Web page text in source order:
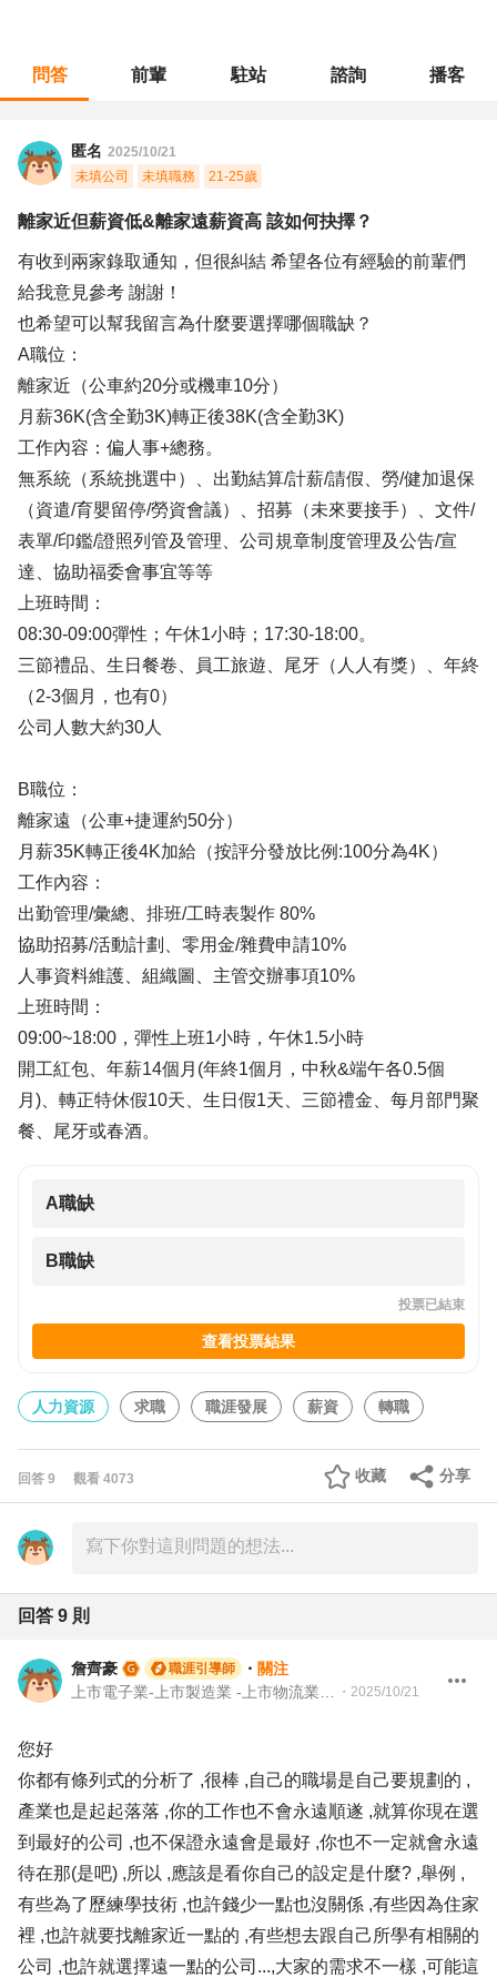
問答 前輩 駐站 諮詢 播客
匿名 2025/10/21
未填公司
未填職務 21-25歲
離家近但薪資低&離家遠薪資高 該如何抉擇？
有收到兩家錄取通知，但很糾結 希望各位有經驗的前輩們
給我意見參考 謝謝！
也希望可以幫我留言為什麼要選擇哪個職缺？
A職位：
離家近（公車約20分或機車10分）
月薪36K(含全勤3K)轉正後38K(含全勤3K)
工作內容：偏人事+總務。
無系統（系統挑選中）、出勤結算/計薪/請假、勞/健加退保
（資遣/育嬰留停/勞資會議）、招募（未來要接手）、文件/
表單/印鑑/證照列管及管理、公司規章制度管理及公告/宣
達、協助福委會事宜等等
上班時間：
08:30-09:00彈性；午休1小時；17:30-18:00。
三節禮品、生日餐卷、員工旅遊、尾牙（人人有獎）、年終
（2-3個月，也有0）
公司人數大約30人
B職位：
離家遠（公車+捷運約50分）
月薪35K轉正後4K加給（按評分發放比例:100分為4K）
工作內容：
出勤管理/彙總、排班/工時表製作 80%
協助招募/活動計劃、零用金/雜費申請10%
人事資料維護、組織圖、主管交辦事項10%
上班時間：
09:00~18:00，彈性上班1小時，午休1.5小時
開工紅包、年薪14個月(年終1個月，中秋&端午各0.5個
月)、轉正特休假10天、生日假1天、三節禮金、每月部門聚
餐、尾牙或春酒。
A職缺
B職缺
投票已結束
查看投票結果
人力資源 求職 職涯發展 薪資 轉職
回答 9 觀看 4073 分享
收藏
回答 9 則
詹齊豪 職涯引導師 ・ 關注
・ 2025/10/21
您好
你都有條列式的分析了 ,很棒 ,自己的職場是自己要規劃的 ,
產業也是起起落落 ,你的工作也不會永遠順遂 ,就算你現在選
到最好的公司 ,也不保證永遠會是最好 ,你也不一定就會永遠
待在那(是吧) ,所以 ,應該是看你自己的設定是什麼? ,舉例 ,
有些為了歷練學技術 ,也許錢少一點也沒關係 ,有些因為住家
裡 ,也許就要找離家近一點的 ,有些想去跟自己所學有相關的
公司 ,也許就選擇遠一點的公司...,大家的需求不一樣 ,可能這